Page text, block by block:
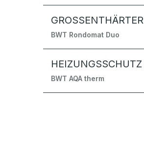
GROSSENTHÄRTER
BWT Rondomat Duo
HEIZUNGSSCHUTZ
BWT AQA therm